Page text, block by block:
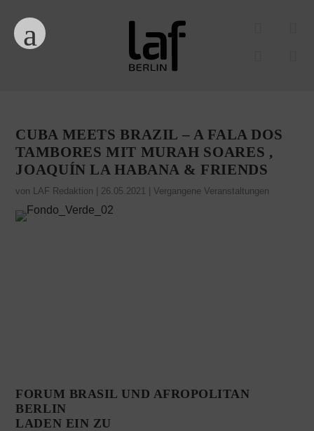
CUBA MEETS BRAZIL – A FALA DOS
TAMBORES MIT MURAH SOARES ,
JOAQUÍN LA HABANA & FRIENDS
von LAF Redaktion 26.05.2021 |Vergangene Veranstaltungen
FORUM BRASIL UND AFROPOLITAN
BERLIN
LADEN EIN ZU